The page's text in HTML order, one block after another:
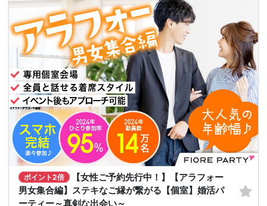
ポイント2倍
【女性ご予約先行中！】【アラフォー
男女集合編】ステキなご縁が繋がる【個室】婚活パ
ーティー～真剣な出会い～